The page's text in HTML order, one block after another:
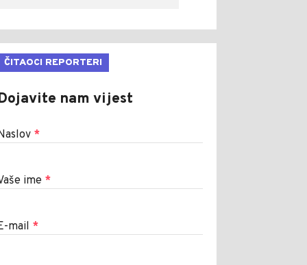
ČITAOCI REPORTERI
nam vijest
*
ime *
mail *